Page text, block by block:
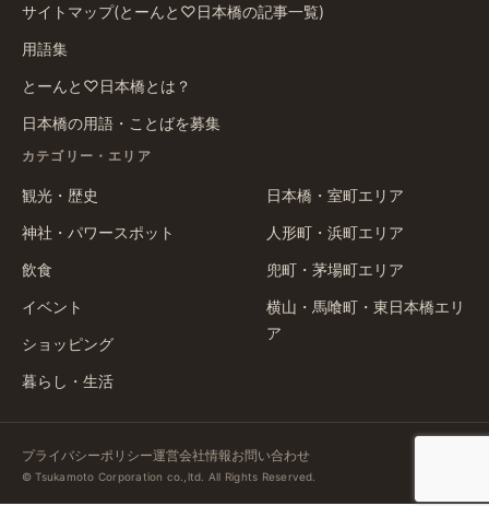
サイトマップ(とーんと♡日本橋の記事一覧)
用語集
とーんと♡日本橋とは？
日本橋の用語・ことばを募集
カテゴリー・エリア
観光・歴史
神社・パワースポット
飲食
イベント
ショッピング
暮らし・生活
日本橋・室町エリア
人形町・浜町エリア
兜町・茅場町エリア
横山・馬喰町・東日本橋エリ
ア
プライバシーポリシー運営会社情報お問い合わせ
© Tsukamoto Corporation co.,ltd. All Rights Reserved.